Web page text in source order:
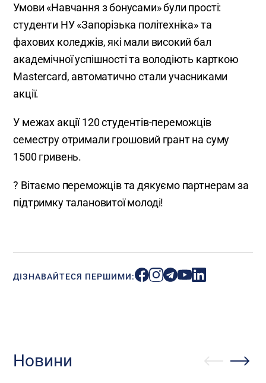
Умови «Навчання з бонусами» були прості:
студенти НУ «Запорізька політехніка» та
фахових коледжів, які мали високий бал
академічної успішності та володіють карткою
Mastercard, автоматично стали учасниками
акції.
У межах акції 120 студентів-переможців
семестру отримали грошовий грант на суму
1500 гривень.
? Вітаємо переможців та дякуємо партнерам за
підтримку талановитої молоді!
ДІЗНАВАЙТЕСЯ ПЕРШИМИ:
Новини